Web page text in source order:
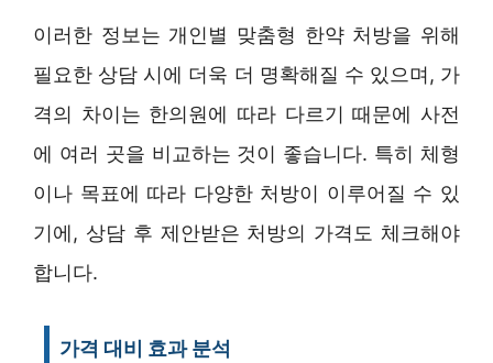
이러한 정보는 개인별 맞춤형 한약 처방을 위해
필요한 상담 시에 더욱 더 명확해질 수 있으며, 가
격의 차이는 한의원에 따라 다르기 때문에 사전
에 여러 곳을 비교하는 것이 좋습니다. 특히 체형
이나 목표에 따라 다양한 처방이 이루어질 수 있
기에, 상담 후 제안받은 처방의 가격도 체크해야
합니다.
가격 대비 효과 분석